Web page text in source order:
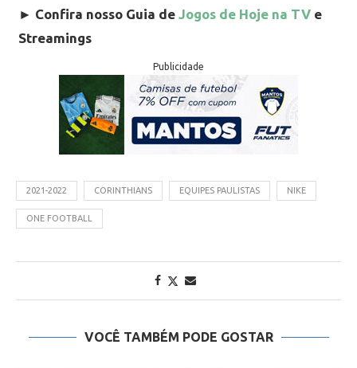
► Confira nosso Guia de Jogos de Hoje na TV e
Streamings
Publicidade
2021-2022 CORINTHIANS EQUIPES PAULISTAS NIKE
ONE FOOTBALL
VOCÊ TAMBÉM PODE GOSTAR